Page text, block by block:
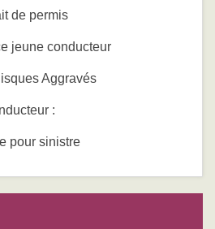
de permis
jeune conducteur
Aggravés
:
pour sinistre